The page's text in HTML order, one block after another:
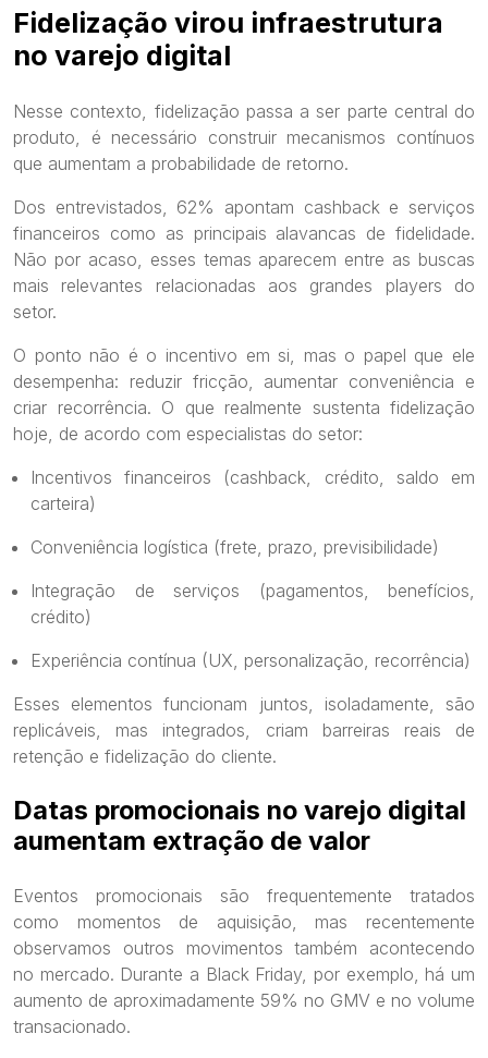
Fidelização virou infraestrutura
no varejo digital
Nesse contexto, fidelização passa a ser parte central do
produto, é necessário construir mecanismos contínuos
que aumentam a probabilidade de retorno.
Dos entrevistados, 62% apontam cashback e serviços
financeiros como as principais alavancas de fidelidade.
Não por acaso, esses temas aparecem entre as buscas
mais relevantes relacionadas aos grandes players do
setor.
O ponto não é o incentivo em si, mas o papel que ele
desempenha: reduzir fricção, aumentar conveniência e
criar recorrência. O que realmente sustenta fidelização
hoje, de acordo com especialistas do setor:
Incentivos financeiros (cashback, crédito, saldo em
carteira)
Conveniência logística (frete, prazo, previsibilidade)
Integração de serviços (pagamentos, benefícios,
crédito)
Experiência contínua (UX, personalização, recorrência)
Esses elementos funcionam juntos, isoladamente, são
replicáveis, mas integrados, criam barreiras reais de
retenção e fidelização do cliente.
Datas promocionais no varejo digital
aumentam extração de valor
Eventos promocionais são frequentemente tratados
como momentos de aquisição, mas recentemente
observamos outros movimentos também acontecendo
no mercado. Durante a Black Friday, por exemplo, há um
aumento de aproximadamente 59% no GMV e no volume
transacionado.